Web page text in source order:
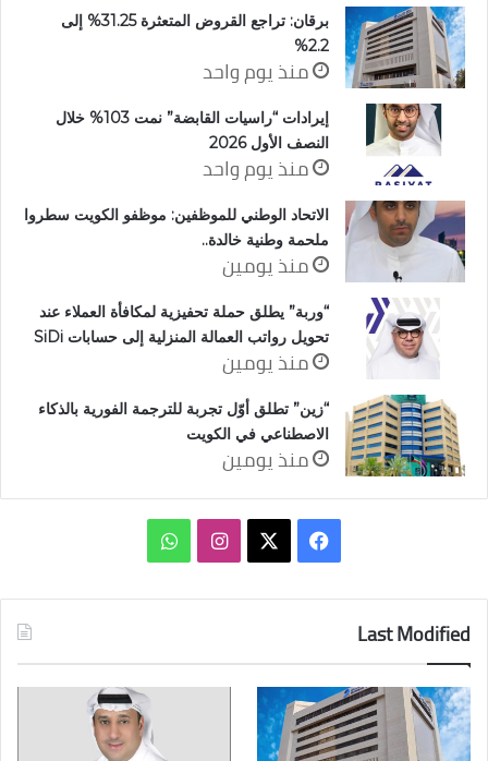
برقان: تراجع القروض المتعثرة 31.25% إلى
2.2%
منذ يوم واحد
إيرادات “راسيات القابضة” نمت 103% خلال
النصف الأول 2026
منذ يوم واحد
الاتحاد الوطني للموظفين: موظفو الكويت سطروا
ملحمة وطنية خالدة..
منذ يومين
“وربة” يطلق حملة تحفيزية لمكافأة العملاء عند
تحويل رواتب العمالة المنزلية إلى حسابات SiDi
منذ يومين
“زين” تطلق أوّل تجربة للترجمة الفورية بالذكاء
الاصطناعي في الكويت
منذ يومين
فيسبوك انستقرامواتساب
Last Modified